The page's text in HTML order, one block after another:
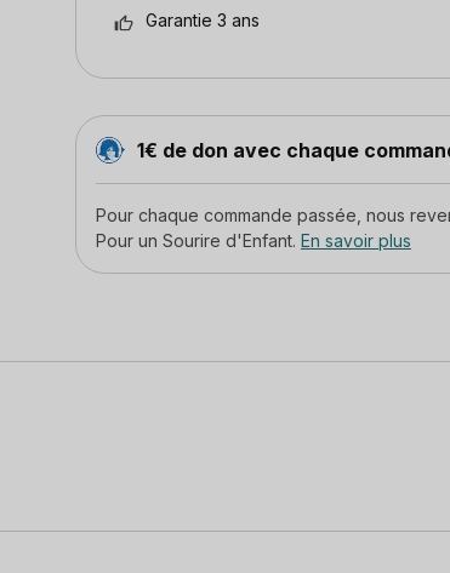
Garantie 3 ans
1€ de don avec chaque
Pour chaque commande passée, nous
Pour un Sourire d'Enfant. En savoir plus